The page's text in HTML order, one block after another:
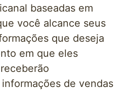
baseadas em
você alcance seus
que deseja
em que eles
de vendas